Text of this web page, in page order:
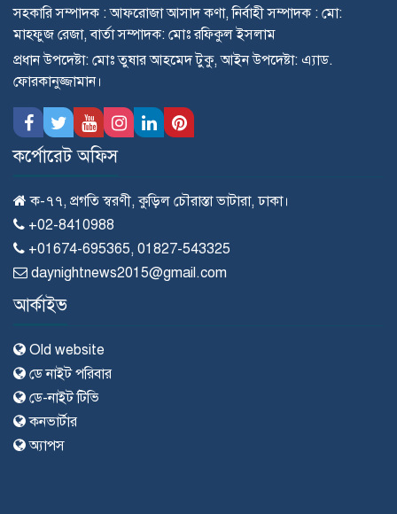
সহকারি সম্পাদক : আফরোজা আসাদ কণা, নির্বাহী সম্পাদক : মো:
মাহ্ফুজ রেজা, বার্তা সম্পাদক: মোঃ রফিকুল ইসলাম
প্রধান উপদেষ্টা: মোঃ তুষার আহমেদ টুকু, আইন উপদেষ্টা: এ্যাড.
ফোরকানুজ্জামান।
কর্পোরেট অফিস
ক-৭৭, প্রগতি স্বরণী, কুড়িল চৌরাস্তা ভাটারা, ঢাকা।
+02-8410988
+01674-695365, 01827-543325
daynightnews2015@gmail.com
আর্কাইভ
Old website
ডে নাইট পরিবার
ডে-নাইট টিভি
কনভার্টার
অ্যাপস